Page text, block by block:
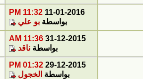
11-01-2016
11:32 PM
بواسطة بو علي
31-12-2015
11:36 AM
بواسطة ناقد
29-12-2015
01:32 PM
بواسطة الخجول